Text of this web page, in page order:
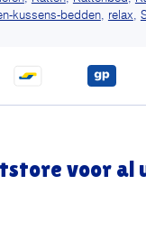
kussens-bedden, relax,
voor